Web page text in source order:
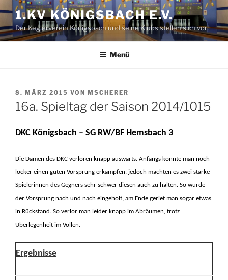
Zum
Inhalt
springen
1.KV KÖNIGSBACH E.V.
Der Keglerverein Königsbach und seine Klubs stellen sich vor!
Menü
VERÖFFENTLICHT
AM
8. MÄRZ 2015 VON MSCHERER
16a. Spieltag der Saison 2014/1015
DKC Königsbach – SG RW/BF Hemsbach 3
Die Damen des DKC verloren knapp auswärts. Anfangs konnte man noch
locker einen guten Vorsprung erkämpfen, jedoch machten es zwei starke
Spielerinnen des Gegners sehr schwer diesen auch zu halten. So wurde
der Vorsprung nach und nach eingeholt, am Ende geriet man sogar etwas
in Rückstand. So verlor man leider knapp im Abräumen, trotz
Überlegenheit im Vollen.
Ergebnisse